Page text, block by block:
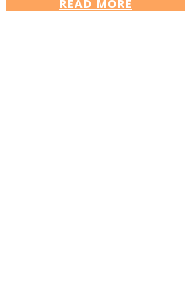
READ MORE